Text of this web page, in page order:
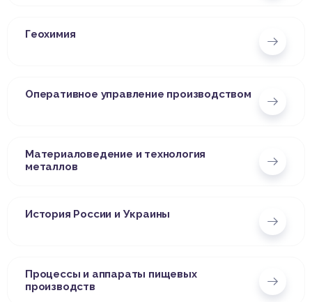
Геохимия
Оперативное управление производством
Материаловедение и технология
металлов
История России и Украины
Процессы и аппараты пищевых
производств